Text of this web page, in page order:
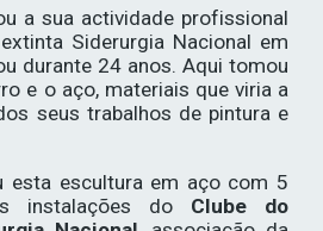
a sua actividade profissional
Siderurgia Nacional em
durante 24 anos. Aqui tomou
e o aço, materiais que viria a
seus trabalhos de pintura e
esta escultura em aço com 5
instalações do Clube do